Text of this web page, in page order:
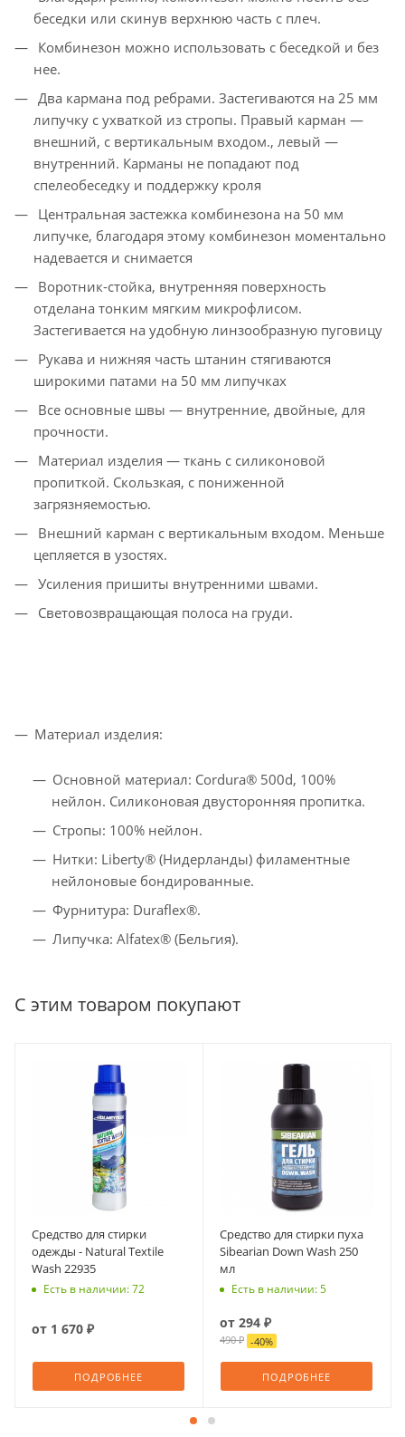
беседки или скинув верхнюю часть с плеч.
Комбинезон можно использовать с беседкой и без
нее.
Два кармана под ребрами. Застегиваются на 25 мм
липучку с ухваткой из стропы. Правый карман —
внешний, с вертикальным входом., левый —
внутренний. Карманы не попадают под
спелеобеседку и поддержку кроля
Центральная застежка комбинезона на 50 мм
липучке, благодаря этому комбинезон моментально
надевается и снимается
Воротник-стойка, внутренняя поверхность
отделана тонким мягким микрофлисом.
Застегивается на удобную линзообразную пуговицу
Рукава и нижняя часть штанин стягиваются
широкими патами на 50 мм липучках
Все основные швы — внутренние, двойные, для
прочности.
Материал изделия — ткань с силиконовой
пропиткой. Скользкая, с пониженной
загрязняемостью.
Внешний карман с вертикальным входом. Меньше
цепляется в узостях.
Усиления пришиты внутренними швами.
Световозвращающая полоса на груди.
Материал изделия:
Основной материал: Cordura® 500d, 100%
нейлон. Силиконовая двусторонняя пропитка.
Стропы: 100% нейлон.
Нитки: Liberty® (Нидерланды) филаментные
нейлоновые бондированные.
Фурнитура: Duraflex®.
Липучка: Alfatex® (Бельгия).
С этим товаром покупают
Средство для стирки
одежды - Natural Textile
Wash 22935
Есть в наличии: 72
от 1 670 ₽
ПОДРОБНЕЕ
Средство для стирки пуха
Sibearian Down Wash 250
мл
Есть в наличии: 5
от 294 ₽
490 ₽ -40%
ПОДРОБНЕЕ